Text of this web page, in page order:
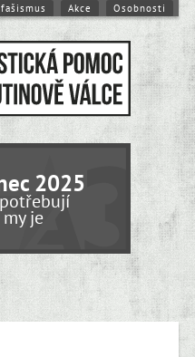
Akce Osobnosti
2025
je